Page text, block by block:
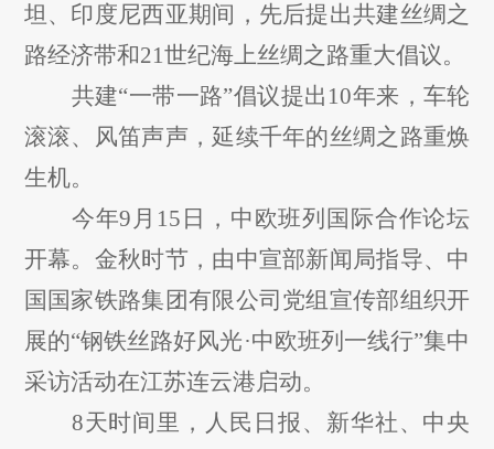
坦、印度尼西亚期间，先后提出共建丝绸之
路经济带和21世纪海上丝绸之路重大倡议。
共建“一带一路”倡议提出10年来，车轮
滚滚、风笛声声，延续千年的丝绸之路重焕
生机。
今年9月15日，中欧班列国际合作论坛
开幕。金秋时节，由中宣部新闻局指导、中
国国家铁路集团有限公司党组宣传部组织开
展的“钢铁丝路好风光·中欧班列一线行”集中
采访活动在江苏连云港启动。
8天时间里，人民日报、新华社、中央